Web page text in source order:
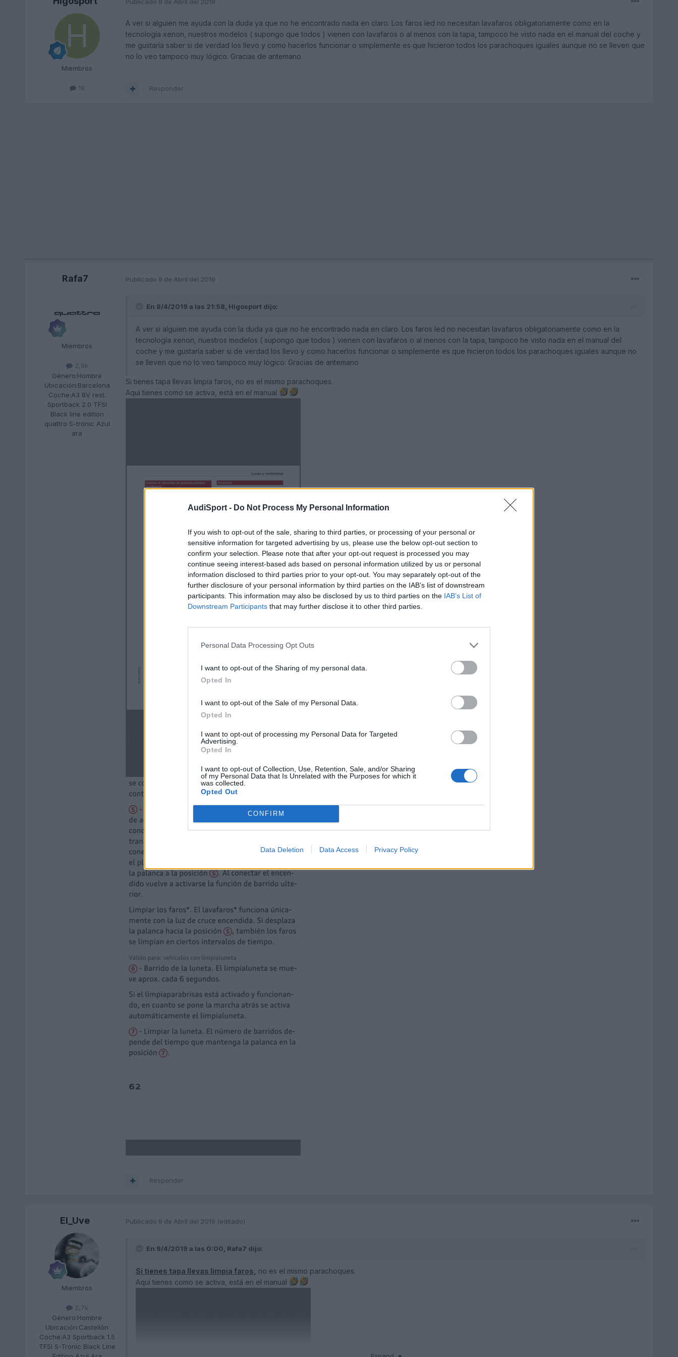
AudiSport - Do Not Process My Personal Information
If you wish to opt-out of the sale, sharing to third parties, or processing of your personal or
sensitive information for targeted advertising by us, please use the below opt-out section to
confirm your selection. Please note that after your opt-out request is processed you may
continue seeing interest-based ads based on personal information utilized by us or personal
information disclosed to third parties prior to your opt-out. You may separately opt-out of the
further disclosure of your personal information by third parties on the IAB’s list of downstream
participants. This information may also be disclosed by us to third parties on the IAB’s List of
Downstream Participants that may further disclose it to other third parties.
Personal Data Processing Opt Outs
I want to opt-out of the Sharing of my personal data.
Opted In
I want to opt-out of the Sale of my Personal Data.
Opted In
I want to opt-out of processing my Personal Data for Targeted
Advertising.
Opted In
I want to opt-out of Collection, Use, Retention, Sale, and/or Sharing
of my Personal Data that Is Unrelated with the Purposes for which it
was collected.
Opted Out
CONFIRM
Data Deletion Data Access Privacy Policy
Miembros
19
A ver si alguien me ayuda con la duda ya que no he encontrado nada en claro. Los faros led no necesitan lavafaros obligatoriamente como en la
tecnología xenon, nuestros modelos ( supongo que todos ) vienen con lavafaros o al menos con la tapa, tampoco he visto nada en el manual del coche y
me gustaría saber si de verdad los llevo y como hacerlos funcionar o simplemente es que hicieron todos los parachoques iguales aunque no se lleven que
no lo veo tampoco muy lógico. Gracias de antemano
Responder
Rafa7
Miembros
2,9k
Género:Hombre
Ubicación:Barcelona
Coche:A3 8V rest.
Sportback 2.0 TFSI
Black line edition
quattro S-tronic Azul
ara
Publicado 9 de Abril del 2019
En 8/4/2019 a las 21:58, Higosport dijo:
A ver si alguien me ayuda con la duda ya que no he encontrado nada en claro. Los faros led no necesitan lavafaros obligatoriamente como en la
tecnología xenon, nuestros modelos ( supongo que todos ) vienen con lavafaros o al menos con la tapa, tampoco he visto nada en el manual del
coche y me gustaría saber si de verdad los llevo y como hacerlos funcionar o simplemente es que hicieron todos los parachoques iguales aunque no
se lleven que no lo veo tampoco muy lógico. Gracias de antemano
Si tienes tapa llevas limpia faros, no es el mismo parachoques.
Aqui tienes como se activa, está en el manual
Responder
El_Uve
Miembros
2,7k
Género:Hombre
Ubicación:Castellón
Coche:A3 Sportback 1.5
TFSI S-Tronic Black Line
Publicado 9 de Abril del 2019 (editado)
En 9/4/2019 a las 0:00, Rafa7 dijo:
Si tienes tapa llevas limpia faros,
no es el mismo parachoques.
Aqui tienes como se activa, está en el manual